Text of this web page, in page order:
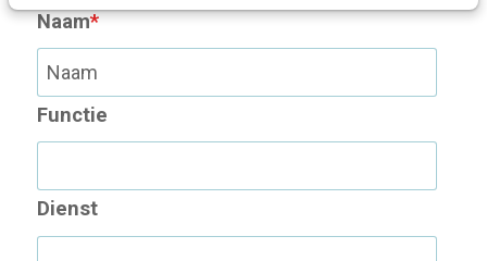
Naam*
Functie
Dienst